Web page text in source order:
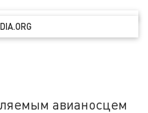
авианосцем